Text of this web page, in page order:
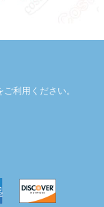
利用ください。